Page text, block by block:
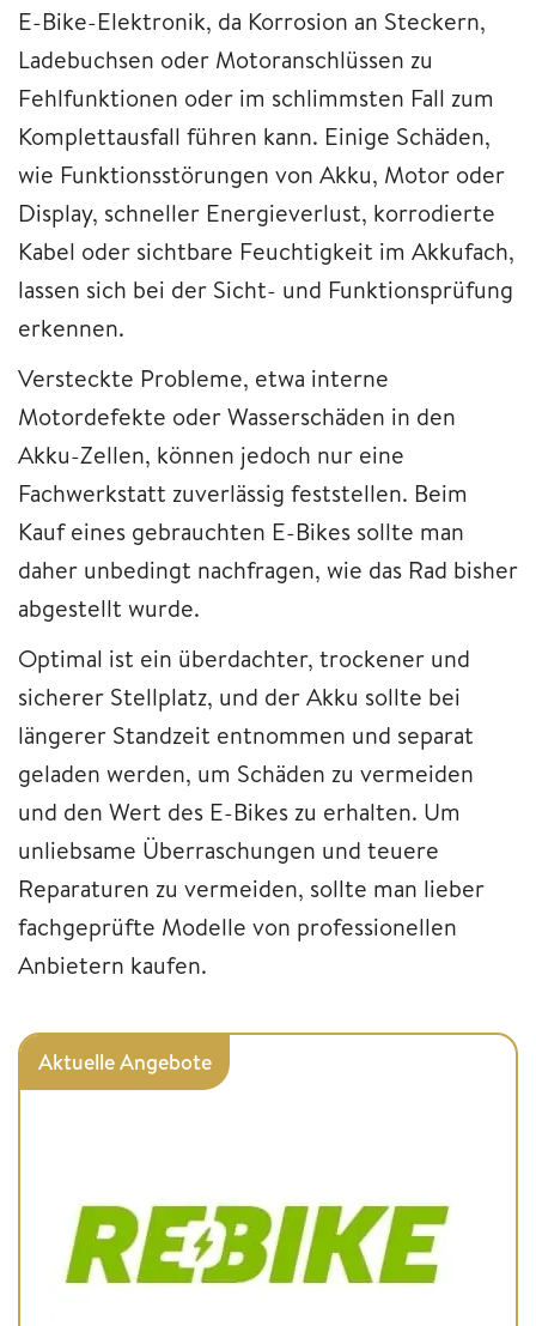
E-Bike-Elektronik, da Korrosion an Steckern,
Ladebuchsen oder Motoranschlüssen zu
Fehlfunktionen oder im schlimmsten Fall zum
Komplettausfall führen kann. Einige Schäden,
wie Funktionsstörungen von Akku, Motor oder
Display, schneller Energieverlust, korrodierte
Kabel oder sichtbare Feuchtigkeit im Akkufach,
lassen sich bei der Sicht- und Funktionsprüfung
erkennen.
Versteckte Probleme, etwa interne
Motordefekte oder Wasserschäden in den
Akku-Zellen, können jedoch nur eine
Fachwerkstatt zuverlässig feststellen. Beim
Kauf eines gebrauchten E-Bikes sollte man
daher unbedingt nachfragen, wie das Rad bisher
abgestellt wurde.
Optimal ist ein überdachter, trockener und
sicherer Stellplatz, und der Akku sollte bei
längerer Standzeit entnommen und separat
geladen werden, um Schäden zu vermeiden
und den Wert des E-Bikes zu erhalten. Um
unliebsame Überraschungen und teuere
Reparaturen zu vermeiden, sollte man lieber
fachgeprüfte Modelle von professionellen
Anbietern kaufen.
Aktuelle Angebote